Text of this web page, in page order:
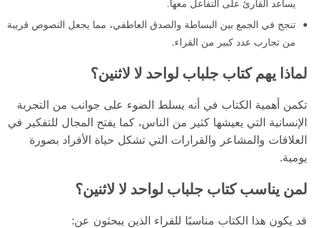
يساعد القارئ على التفاعل معها.
تنجح في الجمع بين البساطة والصدق العاطفي، مما يجعل النصوص قريبة
من تجارب عدد كبير من القراء.
لماذا يهم كتاب جلباب لواحد لا لاثنين؟
تكمن أهمية الكتاب في أنه يسلط الضوء على جوانب من التجربة
الإنسانية التي يعيشها كثير من الناس، كما يفتح المجال للتفكير في
العلاقات والمشاعر والقرارات التي تشكل حياة الأفراد بصورة
يومية.
لمن يناسب كتاب جلباب لواحد لا لاثنين؟
قد يكون هذا الكتاب مناسبًا للقراء الذين يبحثون عن: